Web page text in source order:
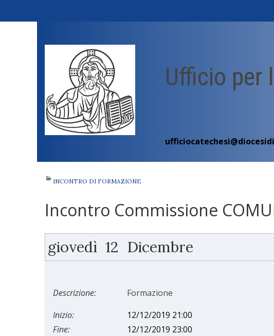
Ufficio per
INCONTRO DI FORMAZIONE
Incontro Commissione
giovedì 12 Dicembre
Descrizione:
Formazione
Inizio:
12/12/2019 21:00
Fine:
12/12/2019 23:00